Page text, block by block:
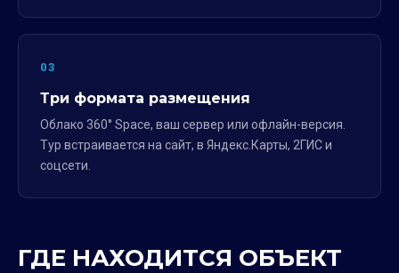
03
Три формата размещения
Облако 360° Space, ваш сервер или офлайн-версия.
Тур встраивается на сайт, в Яндекс.Карты, 2ГИС и
соцсети.
ГДЕ НАХОДИТСЯ ОБЪЕКТ